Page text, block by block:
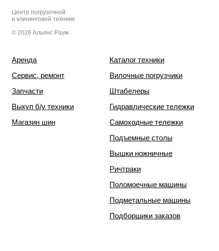
Центр погрузочной
и клининговой техники
© 2026 Альянс Раум
Аренда
Сервис, ремонт
Запчасти
Выкуп б/у техники
Магазин шин
Каталог техники
Вилочные погрузчики
Штабелеры
Гидравлические тележки
Самоходные тележки
Подъемные столы
Вышки ножничные
Ричтраки
Поломоечные машины
Подметальные машины
Подборщики заказов